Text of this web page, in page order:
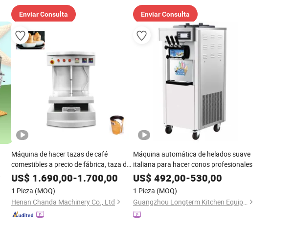
Enviar Consulta Enviar Consulta
Máquina de hacer tazas de café
comestibles a precio de fábrica, taza de
cono de acero inoxidable, fabricante de
tazas de gofre para panaderos
US$ 1.690,00-1.700,00
1 Pieza (MOQ)
Henan Chanda Machinery Co., Ltd
Máquina automática de helados suave
italiana para hacer conos profesionales
US$ 492,00-530,00
1 Pieza (MOQ)
Guangzhou Longterm Kitchen Equipment Co., Limited